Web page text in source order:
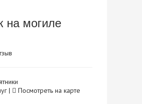
на могиле
|
Посмотреть на карте